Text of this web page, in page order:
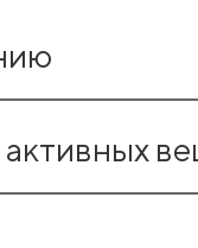
время еды, в